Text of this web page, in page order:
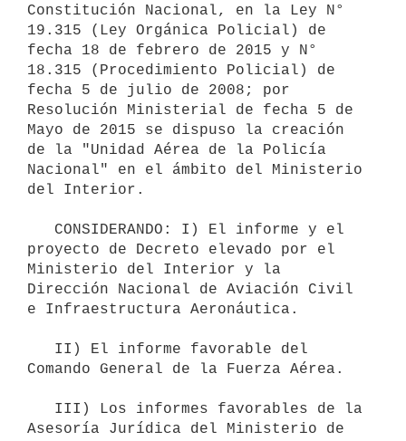
Constitución Nacional, en la Ley N°
19.315 (Ley Orgánica Policial) de
fecha 18 de febrero de 2015 y N°
18.315 (Procedimiento Policial) de
fecha 5 de julio de 2008; por
Resolución Ministerial de fecha 5 de
Mayo de 2015 se dispuso la creación
de la "Unidad Aérea de la Policía
Nacional" en el ámbito del Ministerio
del Interior.
proyecto de Decreto elevado por el
Ministerio del Interior y la
Dirección Nacional de Aviación Civil
e Infraestructura Aeronáutica.
Comando General de la Fuerza Aérea.
Asesoría Jurídica del Ministerio de